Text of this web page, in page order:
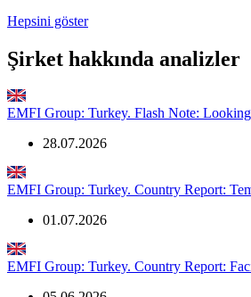
Hepsini göster
Şirket hakkında analizler
EMFI Group: Turkey. Flash Note:
28.07.2026
EMFI Group: Turkey. Country Report:
01.07.2026
EMFI Group: Turkey. Country Report: